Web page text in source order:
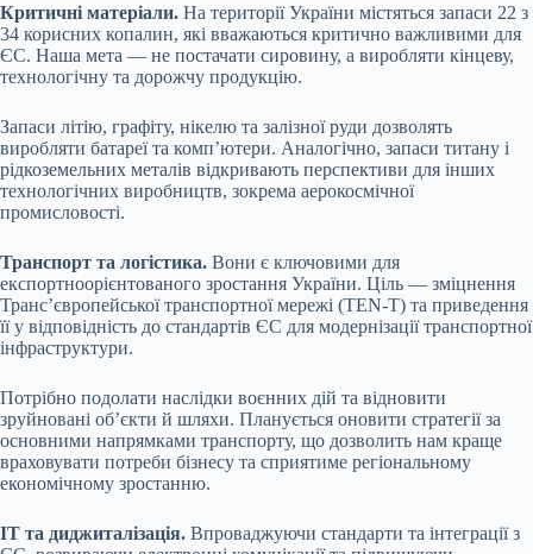
Критичні матеріали. На території України містяться запаси 22 з
34 корисних копалин, які вважаються критично важливими для
ЄС. Наша мета — не постачати сировину, а виробляти кінцеву,
технологічну та дорожчу продукцію.
Запаси літію, графіту, нікелю та залізної руди дозволять
виробляти батареї та компʼютери. Аналогічно, запаси титану і
рідкоземельних металів відкривають перспективи для інших
технологічних виробництв, зокрема аерокосмічної
промисловості.
Транспорт та логістика. Вони є ключовими для
експортноорієнтованого зростання України. Ціль — зміцнення
Трансʼєвропейської транспортної мережі (TEN-T) та приведення
її у відповідність до стандартів ЄС для модернізації транспортної
інфраструктури.
Потрібно подолати наслідки воєнних дій та відновити
зруйновані об’єкти й шляхи. Планується оновити стратегії за
основними напрямками транспорту, що дозволить нам краще
враховувати потреби бізнесу та сприятиме регіональному
економічному зростанню.
ІТ та диджиталізація. Впроваджуючи стандарти та інтеграції з